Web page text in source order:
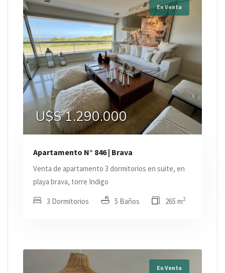
En Venta
U$S 1.290.000
Apartamento N° 846 | Brava
Venta de apartamento 3 dormitorios en suite, en
playa brava, torre Indigo
3 Dormitorios 5 Baños 265 m2
En Venta